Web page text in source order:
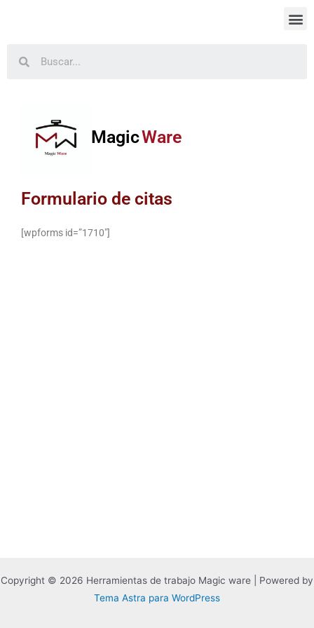
MagicWare
Formulario de citas
[wpforms id=”1710″]
Copyright © 2026 Herramientas de trabajo Magic ware | Powered by
Tema Astra para WordPress